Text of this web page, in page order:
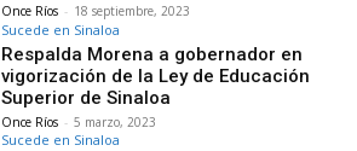
Once Ríos - 18 septiembre, 2023
Sucede en Sinaloa
Respalda Morena a gobernador en
vigorización de la Ley de Educación
Superior de Sinaloa
Once Ríos - 5 marzo, 2023
Sucede en Sinaloa